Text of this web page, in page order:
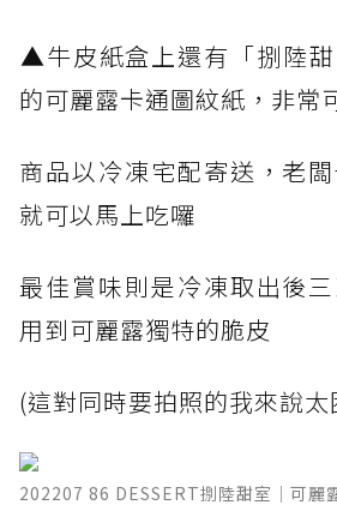
​▲牛皮紙盒上還有「捌陸
的可麗露卡通圖紋紙，非常
商品以冷凍宅配寄送，老
就可以馬上吃囉
最佳賞味則是冷凍取出後
用到可麗露獨特的脆皮
(這對同時要拍照的我來說太
202207 86 DESSERT捌陸甜室｜可麗